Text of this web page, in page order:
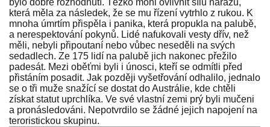
bylo dobré rozhodnutí. Těžko mohl ovlivnit sílu nárazu,
která měla za následek, že se mu řízení vytrhlo z rukou. K
mnoha úmrtím přispěla i panika, která propukla na palubě,
a nerespektování pokynů. Lidé nafukovali vesty dřív, než
měli, nebyli připoutaní nebo vůbec neseděli na svých
sedadlech. Ze 175 lidí na palubě jich nakonec přežilo
padesát. Mezi oběťmi byli i únosci, kteří se odmítli před
přistáním posadit. Jak později vyšetřování odhalilo, jednalo
se o tři muže snažící se dostat do Austrálie, kde chtěli
získat statut uprchlíka. Ve své vlastní zemi prý byli mučeni
a pronásledováni. Nepotvrdilo se žádné jejich napojení na
teroristickou skupinu.